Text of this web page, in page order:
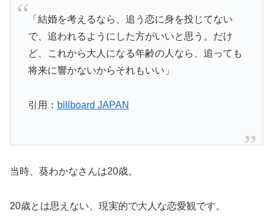
「結婚を考えるなら、追う恋に身を投じてない
で、追われるようにした方がいいと思う。だけ
ど、これから大人になる年齢の人なら、追っても
将来に響かないからそれもいい」
引用： billboard JAPAN
当時、葵わかなさんは20歳。
20歳とは思えない、現実的で大人な恋愛観です。